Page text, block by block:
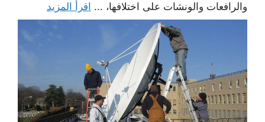
والرافعات والونشات على اختلافها، ... اقرأ المزيد